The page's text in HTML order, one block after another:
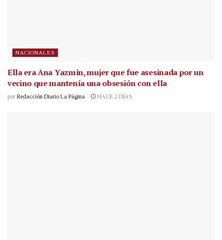
NACIONALES
Ella era Ana Yazmín, mujer que fue asesinada por un
vecino que mantenía una obsesión con ella
por Redacción Diario La Página HACE 2 DÍAS